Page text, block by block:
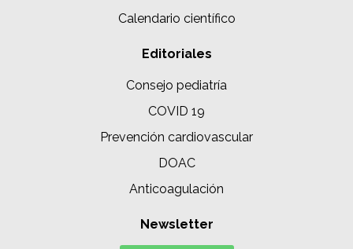
Calendario científico
Editoriales
Consejo pediatría
COVID 19
Prevención cardiovascular
DOAC
Anticoagulación
Newsletter